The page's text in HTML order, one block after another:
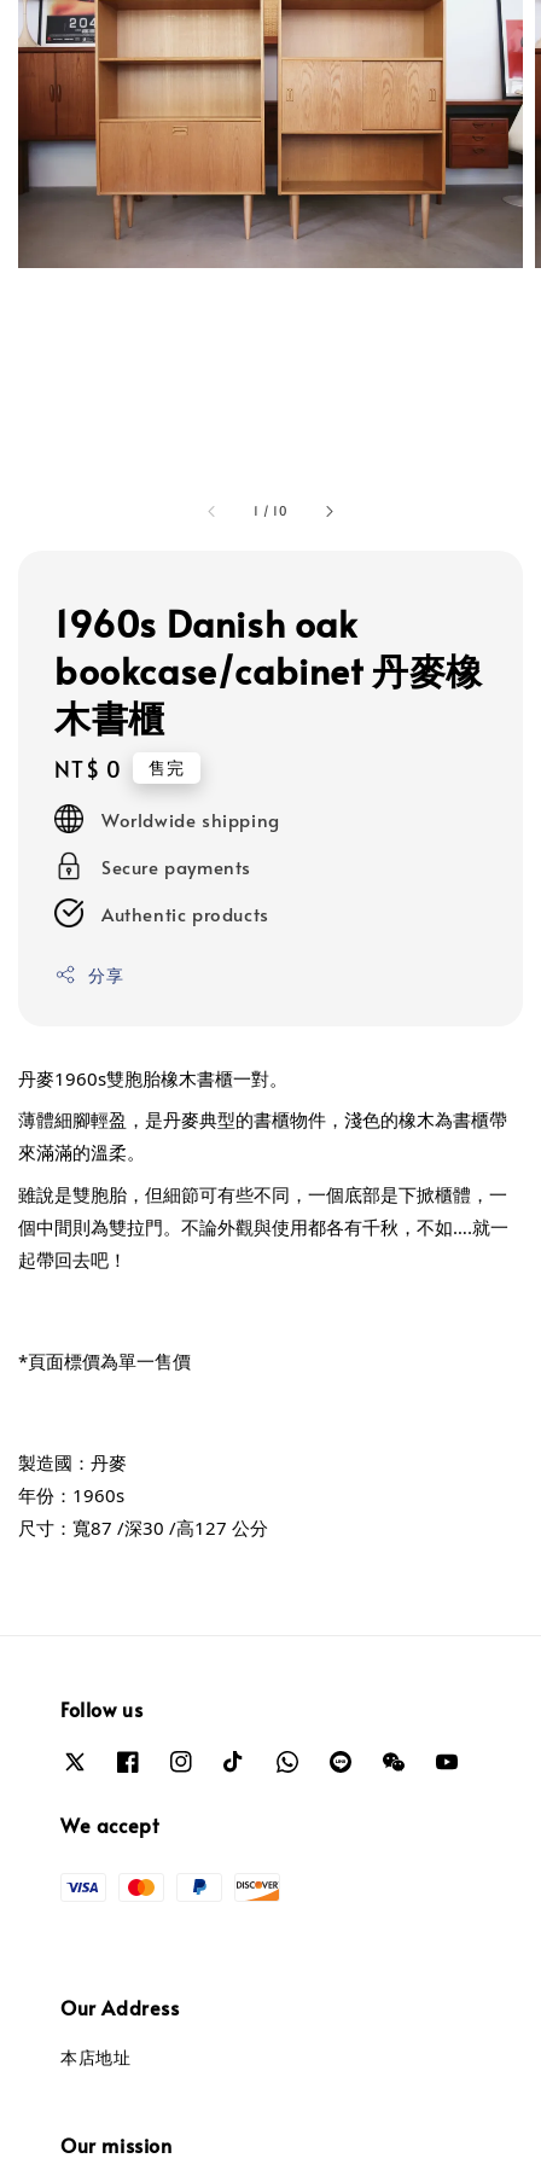
1 / 10
1960s Danish oak
bookcase/cabinet 丹麥橡
木書櫃
Regular
price
NT$ 0 售完
Worldwide shipping
Secure payments
Authentic products
分享
丹麥1960s雙胞胎橡木書櫃一對。
薄體細腳輕盈，是丹麥典型的書櫃物件，淺色的橡木為書櫃帶
來滿滿的溫柔。
雖說是雙胞胎，但細節可有些不同，一個底部是下掀櫃體，一
個中間則為雙拉門。不論外觀與使用都各有千秋，不如….就一
起帶回去吧！
*頁面標價為單一售價
製造國：丹麥
年份：1960s
尺寸：寬87 /深30 /高127 公分
Follow us
We accept
Our Address
本店地址
Our mission